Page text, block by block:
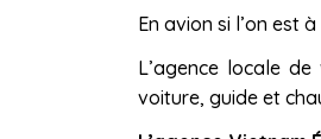
En avion si l’on est
L’agence locale
voiture, guide et